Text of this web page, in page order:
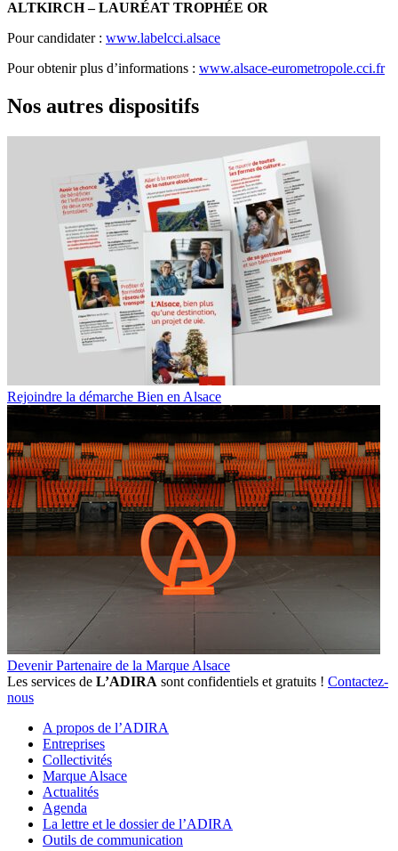
ALTKIRCH – LAURÉAT TROPHÉE OR
Pour candidater : www.labelcci.alsace
Pour obtenir plus d’informations : www.alsace-eurometropole.cci.fr
Nos autres dispositifs
Rejoindre la démarche Bien en Alsace
Devenir Partenaire de la Marque Alsace
Les services de L’ADIRA sont confidentiels et gratuits ! Contactez-
nous
A propos de l’ADIRA
Entreprises
Collectivités
Marque Alsace
Actualités
Agenda
La lettre et le dossier de l’ADIRA
Outils de communication